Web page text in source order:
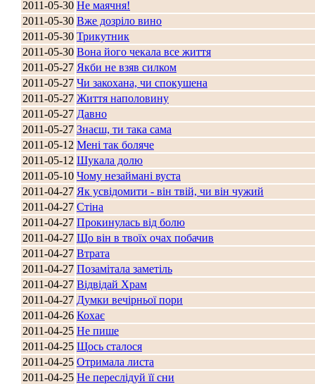
Стамбул 2010
Стамбул 2010
2011-05-30 Не маячня!
2011-05-30 Вже дозріло вино
2011-05-30 Трикутник
2011-05-30 Вона його чекала все життя
2011-05-27 Якби не взяв силком
2011-05-27 Чи закохана, чи спокушена
2011-05-27 Життя наполовину
2011-05-27 Давно
2011-05-27 Знаєш, ти така сама
2011-05-12 Мені так боляче
2011-05-12 Шукала долю
2011-05-10 Чому незаймані вуста
2011-04-27 Як усвідомити - він твій, чи він чужий
2011-04-27 Стіна
2011-04-27 Прокинулась від болю
2011-04-27 Що він в твоїх очах побачив
2011-04-27 Втрата
2011-04-27 Позамітала заметіль
2011-04-27 Відвідай Храм
2011-04-27 Думки вечірньої пори
2011-04-26 Кохає
2011-04-25 Не пише
2011-04-25 Щось сталося
2011-04-25 Отримала листа
2011-04-25 Не переслідуй її сни